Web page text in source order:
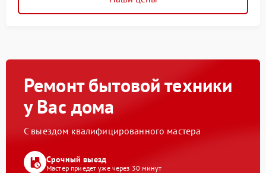
Ремонт бытовой техники
у Вас дома
С выездом квалифицированного мастера
Срочный выезд
Мастер приедет уже через 30 минут